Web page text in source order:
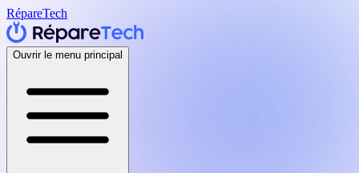
RépareTech
Ouvrir le menu principal